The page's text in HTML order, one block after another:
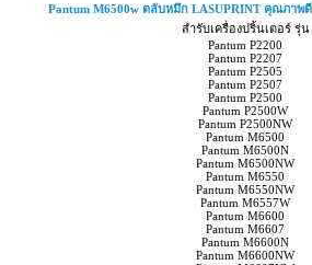
Pantum M6500w ตลับหมึก LASUPRINT คุณภาพ
สำรับเครื่องปริ้นเตอร์ รุ่น
Pantum P2200
Pantum P2207
Pantum P2505
Pantum P2507
Pantum P2500
Pantum P2500W
Pantum P2500NW
Pantum M6500
Pantum M6500N
Pantum M6500NW
Pantum M6550
Pantum M6550NW
Pantum M6557W
Pantum M6600
Pantum M6607
Pantum M6600N
Pantum M6600NW